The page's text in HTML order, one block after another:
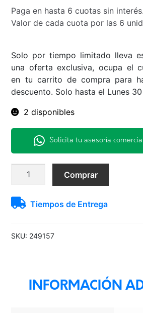
$155.514.
$143.995.
Paga en hasta 6 cuotas sin interés.
Valor de cada cuota por las 6
Solo por tiempo limitado lleva
una oferta exclusiva, ocupa el
en tu carrito de compra para
descuento. Solo hasta el Lunes
2 disponibles
Solicita tu asesoría
Neu.195/75R16C
cantidad
Comprar
Tiempos de Entrega
SKU: 249157
INFORMACIÓN